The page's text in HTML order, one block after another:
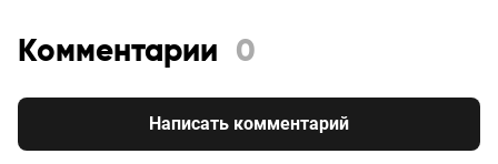
Комментарии 0
Написать комментарий